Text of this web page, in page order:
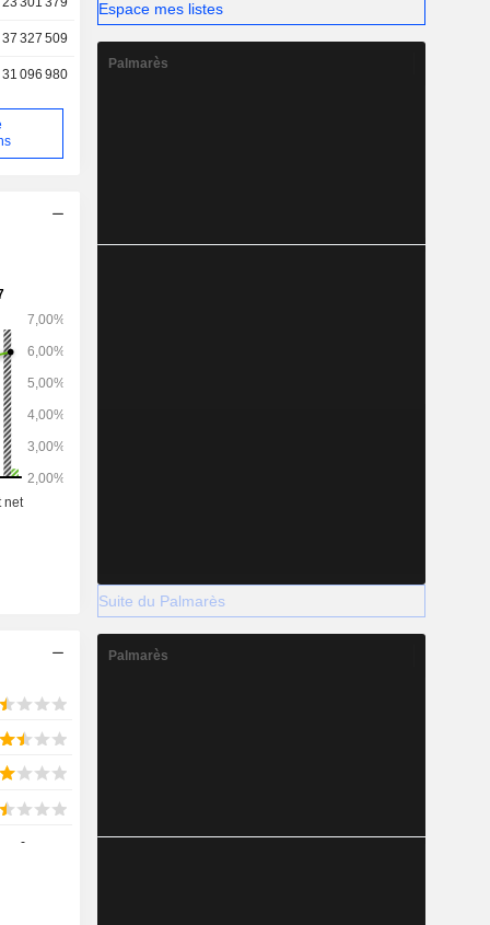
37 327 509
31 096 980
-
Espace mes listes
Palmarès
Suite du Palmarès
Palmarès